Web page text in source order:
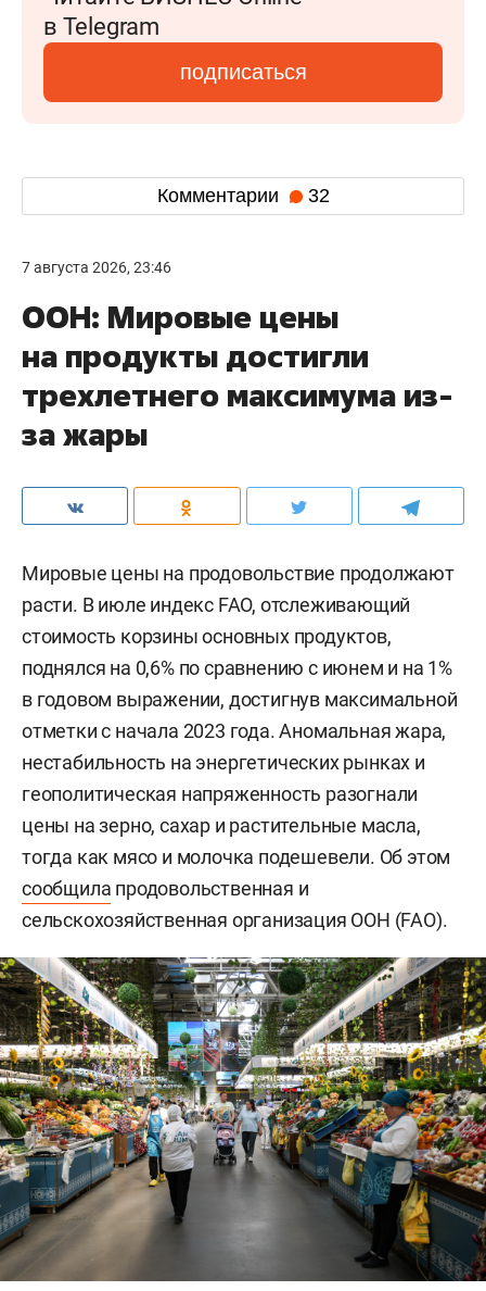
в Telegram
подписаться
Комментарии 32
7 августа 2026, 23:46
ООН: Мировые цены
на продукты достигли
трехлетнего максимума из-
за жары
Мировые цены на продовольствие продолжают
расти. В июле индекс FAO, отслеживающий
стоимость корзины основных продуктов,
поднялся на 0,6% по сравнению с июнем и на 1%
в годовом выражении, достигнув максимальной
отметки с начала 2023 года. Аномальная жара,
нестабильность на энергетических рынках и
геополитическая напряженность разогнали
цены на зерно, сахар и растительные масла,
тогда как мясо и молочка подешевели. Об этом
сообщила продовольственная и
сельскохозяйственная организация ООН (FAO).